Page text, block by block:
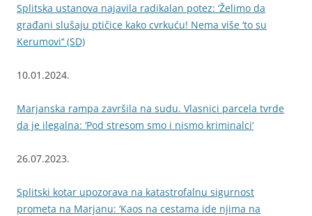
Splitska ustanova najavila radikalan potez: ‘Želimo da
građani slušaju ptičice kako cvrkuću! Nema više ‘to su
Kerumovi‘‘ (SD)
10.01.2024.
Marjanska rampa završila na sudu. Vlasnici parcela tvrde
da je ilegalna: ‘Pod stresom smo i nismo kriminalci‘
26.07.2023.
Splitski kotar upozorava na katastrofalnu sigurnost
prometa na Marjanu: ‘Kaos na cestama ide njima na